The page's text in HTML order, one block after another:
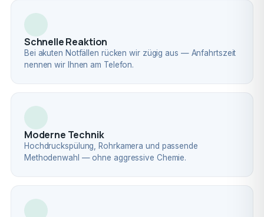
Schnelle Reaktion
Bei akuten Notfällen rücken wir zügig aus — Anfahrtszeit
nennen wir Ihnen am Telefon.
Moderne Technik
Hochdruckspülung, Rohrkamera und passende
Methodenwahl — ohne aggressive Chemie.